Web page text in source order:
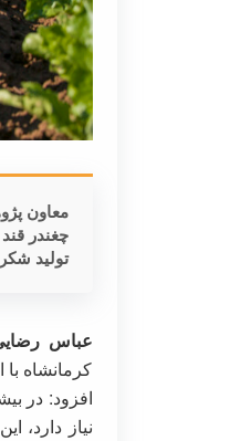
معاون
تولید
عباس
کرمانشاه
افزود: در
نیاز